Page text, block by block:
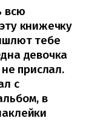
всю
книжечку
тебе
девочка
прислал.
с
в